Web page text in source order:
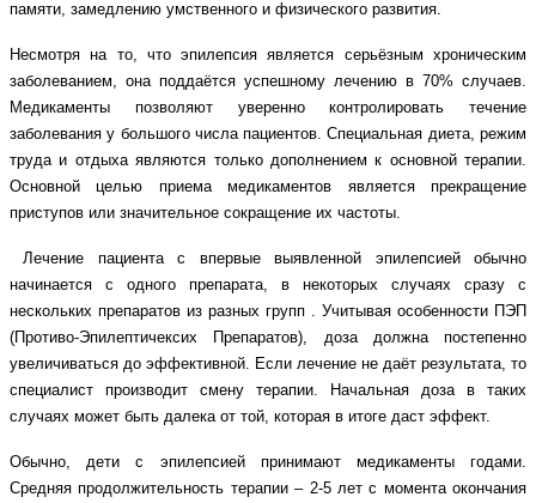
памяти, замедлению умственного и физического развития.
Несмотря на то, что эпилепсия является серьёзным хроническим
заболеванием, она поддаётся успешному лечению в 70% случаев.
Медикаменты позволяют уверенно контролировать течение
заболевания у большого числа пациентов. Специальная диета, режим
труда и отдыха являются только дополнением к основной терапии.
Основной целью приема медикаментов является прекращение
приступов или значительное сокращение их частоты.
Лечение пациента с впервые выявленной эпилепсией обычно
начинается с одного препарата, в некоторых случаях сразу с
нескольких препаратов из разных групп . Учитывая особенности ПЭП
(Противо-Эпилептичексих Препаратов), доза должна постепенно
увеличиваться до эффективной. Если лечение не даёт результата, то
специалист производит смену терапии.
Начальная доза в таких
случаях может быть далека от той, которая в итоге даст эффект.
Обычно, дети с эпилепсией принимают медикаменты годами.
Средняя продолжительность терапии – 2-5 лет с момента окончания